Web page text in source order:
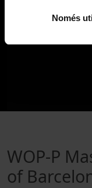
Només
WOP-P
of